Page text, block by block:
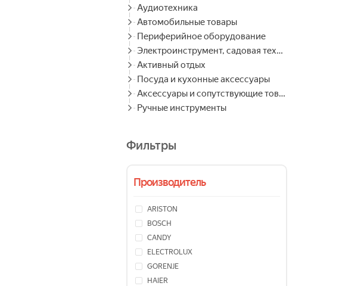
Аудиотехника
Автомобильные товары
Периферийное оборудование
Электроинструмент, садовая техника
Активный отдых
Посуда и кухонные аксессуары
Аксессуары и сопутствующие товары
Ручные инструменты
Фильтры
Производитель
ARISTON
BOSCH
CANDY
ELECTROLUX
GORENJE
HAIER